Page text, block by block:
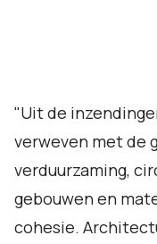
"Uit de
verweven met de
verduurzaming,
gebouwen en
cohesie.